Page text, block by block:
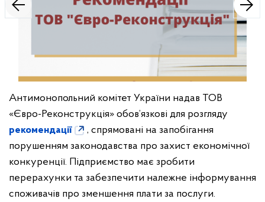
Антимонопольний комітет України надав ТОВ
«Євро-Реконструкція» обов’язкові для розгляду
рекомендації
, спрямовані на запобігання
порушенням законодавства про захист економічної
конкуренції. Підприємство має зробити
перерахунки та забезпечити належне інформування
споживачів про зменшення плати за послуги.